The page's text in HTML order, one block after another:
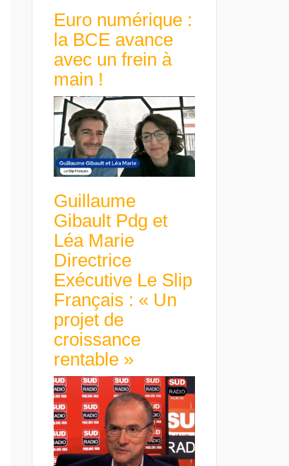
Euro numérique :
la BCE avance
avec un frein à
main !
Guillaume
Gibault Pdg et
Léa Marie
Directrice
Exécutive Le Slip
Français : « Un
projet de
croissance
rentable »